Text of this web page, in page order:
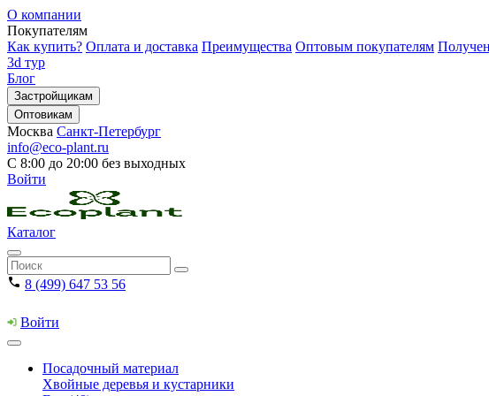
О компании
Покупателям
Как купить? Оплата и доставка Преимущества Оптовым покупателям
3d тур
Блог
Застройщикам
Оптовикам
Москва Санкт-Петербург
info@eco-plant.ru
С 8:00 до 20:00 без выходных
Войти
Каталог
8 (499) 647 53 56
Войти
Посадочный материал
Хвойные деревья и кустарники